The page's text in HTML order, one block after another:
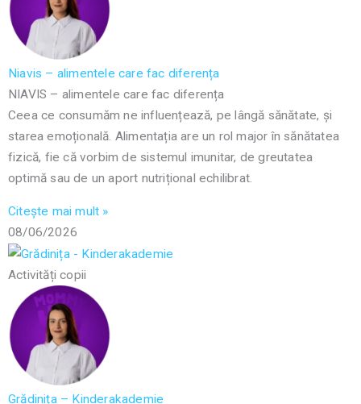
Niavis – alimentele care fac diferența
NIAVIS – alimentele care fac diferența
Ceea ce consumăm ne influențează, pe lângă sănătate, și
starea emoțională. Alimentația are un rol major în sănătatea
fizică, fie că vorbim de sistemul imunitar, de greutatea
optimă sau de un aport nutrițional echilibrat.
Citește mai mult »
08/06/2026
Activități copii
Grădinița – Kinderakademie